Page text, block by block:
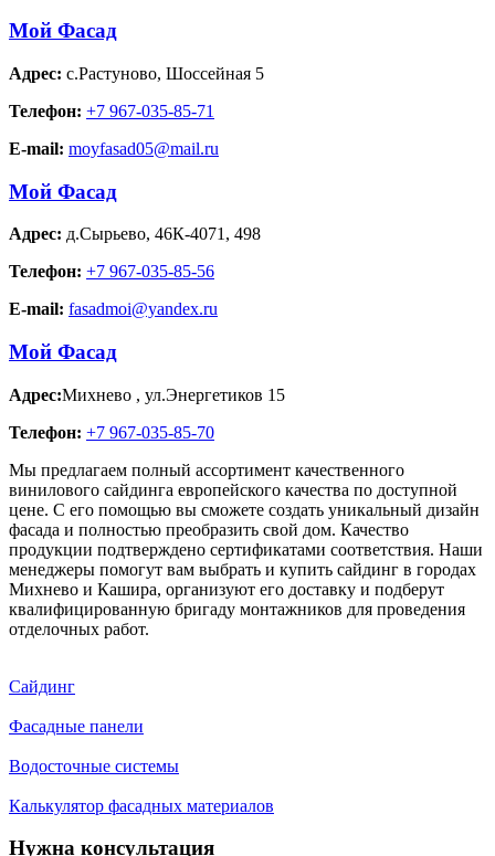
Мой Фасад
Адрес: с.Растуново, Шоссейная 5
Телефон: +7 967-035-85-71
E-mail: moyfasad05@mail.ru
Мой Фасад
Адрес: д.Сырьево, 46К-4071, 498
Телефон: +7 967-035-85-56
E-mail: fasadmoi@yandex.ru
Мой Фасад
Адрес:Михнево , ул.Энергетиков 15
Телефон: +7 967-035-85-70
Мы предлагаем полный ассортимент качественного
винилового сайдинга европейского качества по доступной
цене. С его помощью вы сможете создать уникальный дизайн
фасада и полностью преобразить свой дом. Качество
продукции подтверждено сертификатами соответствия. Наши
менеджеры помогут вам выбрать и купить сайдинг в городах
Михнево и Кашира, организуют его доставку и подберут
квалифицированную бригаду монтажников для проведения
отделочных работ.
Сайдинг
Фасадные панели
Водосточные системы
Калькулятор фасадных материалов
Нужна консультация